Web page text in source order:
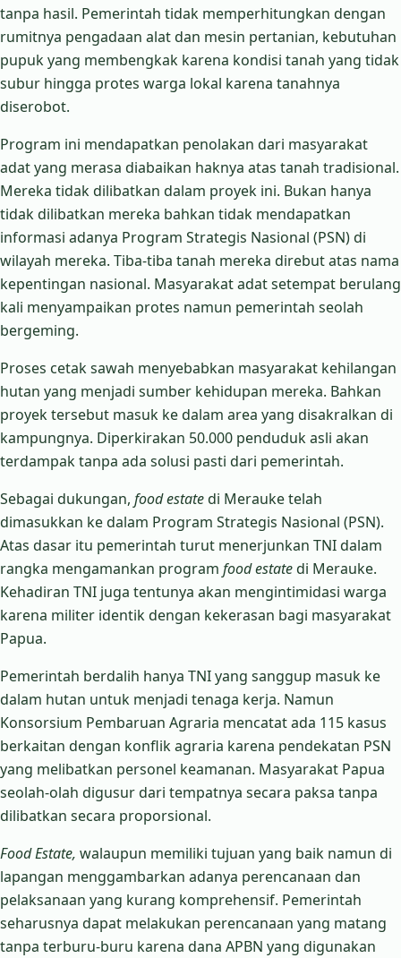
tanpa hasil. Pemerintah tidak memperhitungkan dengan
rumitnya pengadaan alat dan mesin pertanian, kebutuhan
pupuk yang membengkak karena kondisi tanah yang tidak
subur hingga protes warga lokal karena tanahnya
diserobot.
Program ini mendapatkan penolakan dari masyarakat
adat yang merasa diabaikan haknya atas tanah tradisional.
Mereka tidak dilibatkan dalam proyek ini. Bukan hanya
tidak dilibatkan mereka bahkan tidak mendapatkan
informasi adanya Program Strategis Nasional (PSN) di
wilayah mereka. Tiba-tiba tanah mereka direbut atas nama
kepentingan nasional. Masyarakat adat setempat berulang
kali menyampaikan protes namun pemerintah seolah
bergeming.
Proses cetak sawah menyebabkan masyarakat kehilangan
hutan yang menjadi sumber kehidupan mereka. Bahkan
proyek tersebut masuk ke dalam area yang disakralkan di
kampungnya. Diperkirakan 50.000 penduduk asli akan
terdampak tanpa ada solusi pasti dari pemerintah.
Sebagai dukungan, food estatedi Merauke telah
dimasukkan ke dalam Program Strategis Nasional (PSN).
Atas dasar itu pemerintah turut menerjunkan TNI dalam
rangka mengamankan program food estatedi Merauke.
Kehadiran TNI juga tentunya akan mengintimidasi warga
karena militer identik dengan kekerasan bagi masyarakat
Papua.
Pemerintah berdalih hanya TNI yang sanggup masuk ke
dalam hutan untuk menjadi tenaga kerja. Namun
Konsorsium Pembaruan Agraria mencatat ada 115 kasus
berkaitan dengan konflik agraria karena pendekatan PSN
yang melibatkan personel keamanan. Masyarakat Papua
seolah-olah digusur dari tempatnya secara paksa tanpa
dilibatkan secara proporsional.
Food Estate, walaupun memiliki tujuan yang baik namun di
lapangan menggambarkan adanya perencanaan dan
pelaksanaan yang kurang komprehensif. Pemerintah
seharusnya dapat melakukan perencanaan yang matang
tanpa terburu-buru karena dana APBN yang digunakan